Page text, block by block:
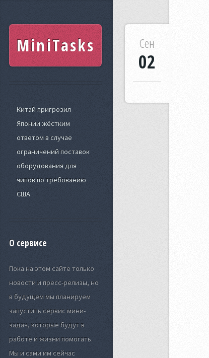
MiniTasks
Китай пригрозил
Японии жёстким
ответом в случае
ограничений поставок
оборудования для
чипов по требованию
США
О сервисе
Пока на этом сайте только
новости и пресс-релизы, но
в будущем мы планируем
запустить сервис мини-
задач, которые будут в
работе и жизни помогать.
Мы и сами им сейчас
Сен
02